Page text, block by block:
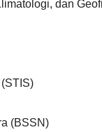
dan
(BSSN)